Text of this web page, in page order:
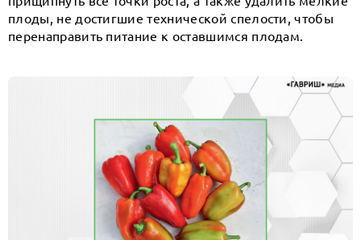
плоды, не достигшие технической спелости, чтобы
перенаправить питание к оставшимся плодам.